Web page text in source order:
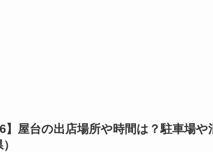
】屋台の出店場所や時間は？駐車場や